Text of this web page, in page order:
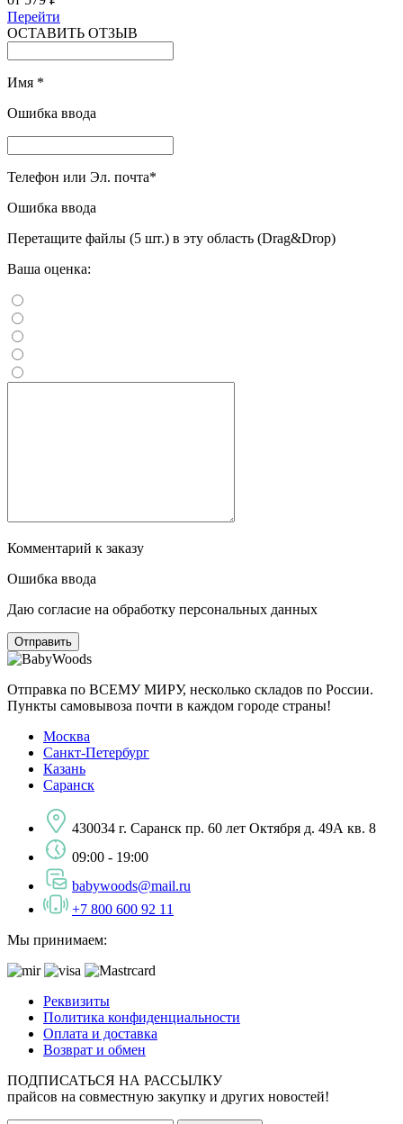
Перейти
ОСТАВИТЬ ОТЗЫВ
Имя *
Ошибка ввода
Телефон или Эл. почта*
Ошибка ввода
Перетащите файлы (5 шт.) в эту область (Drag&Drop)
Ваша оценка:
Комментарий к заказу
Ошибка ввода
Даю согласие на обработку персональных данных
Отправка по ВСЕМУ МИРУ, несколько складов по России.
Пункты самовывоза почти в каждом городе страны!
Москва
Санкт-Петербург
Казань
Саранск
430034 г. Саранск пр. 60 лет Октября д. 49А кв. 8
09:00 - 19:00
babywoods@mail.ru
+7 800 600 92 11
Мы принимаем:
Реквизиты
Политика конфиденциальности
Оплата и доставка
Возврат и обмен
ПОДПИСАТЬСЯ НА РАССЫЛКУ
прайсов на совместную закупку и других новостей!